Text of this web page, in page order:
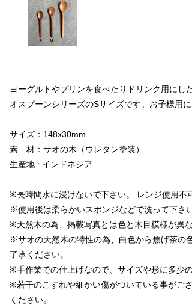
ヨーグルトやプリンを食べたりドリンク用にし
オスプーンシリーズのSサイズです。お子様用に
サイズ：148x30mm
素 材：サオの木（ウレタン塗装）
生産地 : インドネシア
※長時間水に浸けないで下さい。 レンジ使用不
※使用後は柔らかいスポンジなどで洗って下さい
※天然木の為、掲載写真とは色と木目模様が異な
※サオの天然木の特性の為、白色から焦げ茶の
了承ください。
※手作業での仕上げなので、サイズや形に多少
※若干のこすれや細かい傷がついている事がご
ください。